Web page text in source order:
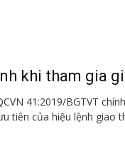
khi tham gia
41:2019/BGTVT
tiên của hiệu lệnh giao